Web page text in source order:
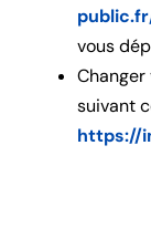
vous
suivant
https://